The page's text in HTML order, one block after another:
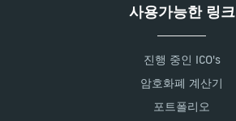
사용가능한 링크
진행 중인 ICO's
암호화폐 계산기
포트폴리오